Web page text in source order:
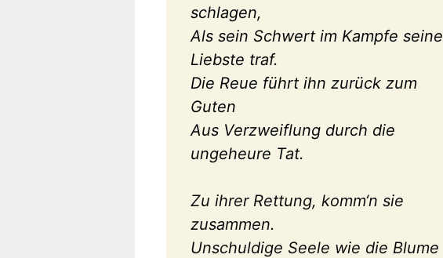
schlagen,
Als sein Schwert im Kampfe seine
Liebste traf.
Die Reue führt ihn zurück zum
Guten
Aus Verzweiflung durch die
ungeheure Tat.
Zu ihrer Rettung, komm‘n sie
zusammen.
Unschuldige Seele wie die Blume